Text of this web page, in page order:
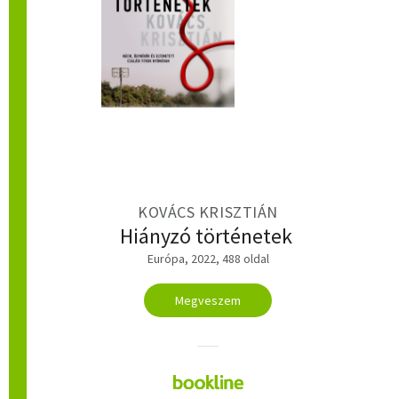
KOVÁCS KRISZTIÁN
Hiányzó történetek
Európa, 2022, 488 oldal
Megveszem